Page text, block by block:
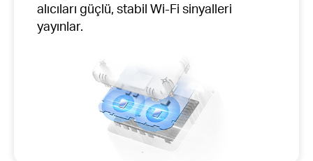
alıcıları güçlü, stabil Wi-Fi sinyalleri
yayınlar.